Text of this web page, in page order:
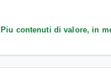
Piu contenuti di valore, in